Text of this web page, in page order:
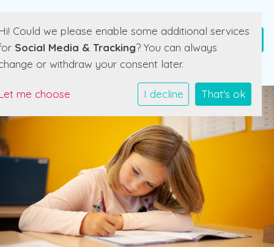
Could we please enable some additional services
Social Media & Tracking? You can always
or withdraw your consent later.
me choose I decline That's ok